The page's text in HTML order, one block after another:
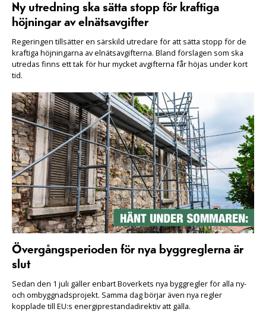
Ny utredning ska sätta stopp för kraftiga
höjningar av elnätsavgifter
Regeringen tillsätter en särskild utredare för att sätta stopp för de
kraftiga höjningarna av elnätsavgifterna. Bland förslagen som ska
utredas finns ett tak för hur mycket avgifterna får höjas under kort
tid.
Övergångsperioden för nya byggreglerna är
slut
Sedan den 1 juli gäller enbart Boverkets nya byggregler för alla ny-
och ombyggnadsprojekt. Samma dag börjar även nya regler
kopplade till EU:s energiprestandadirektiv att gälla.